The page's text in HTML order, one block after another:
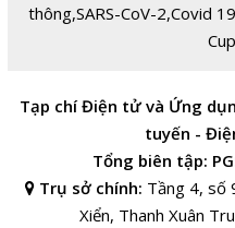
thông,SARS-CoV-2,Covid 19
Tạp chí Điện tử và Ứng
tuyến -
Tổng biên tập:
Trụ sở chính: Tầng 4, số
Xiển, Thanh Xuân